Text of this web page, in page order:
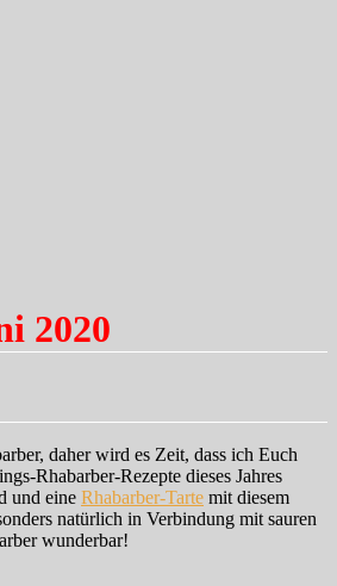
2020
daher wird es Zeit, dass ich Euch
Rhabarber-Rezepte dieses Jahres
und eine Rhabarber-Tarte mit diesem
natürlich in Verbindung mit sauren
wunderbar!